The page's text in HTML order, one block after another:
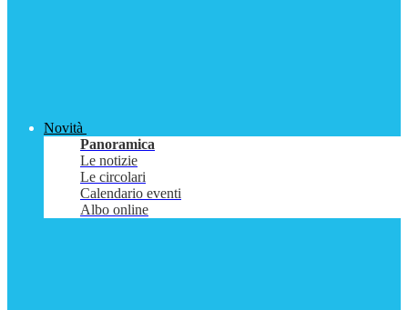
Novità
Panoramica
Le notizie
Le circolari
Calendario eventi
Albo online